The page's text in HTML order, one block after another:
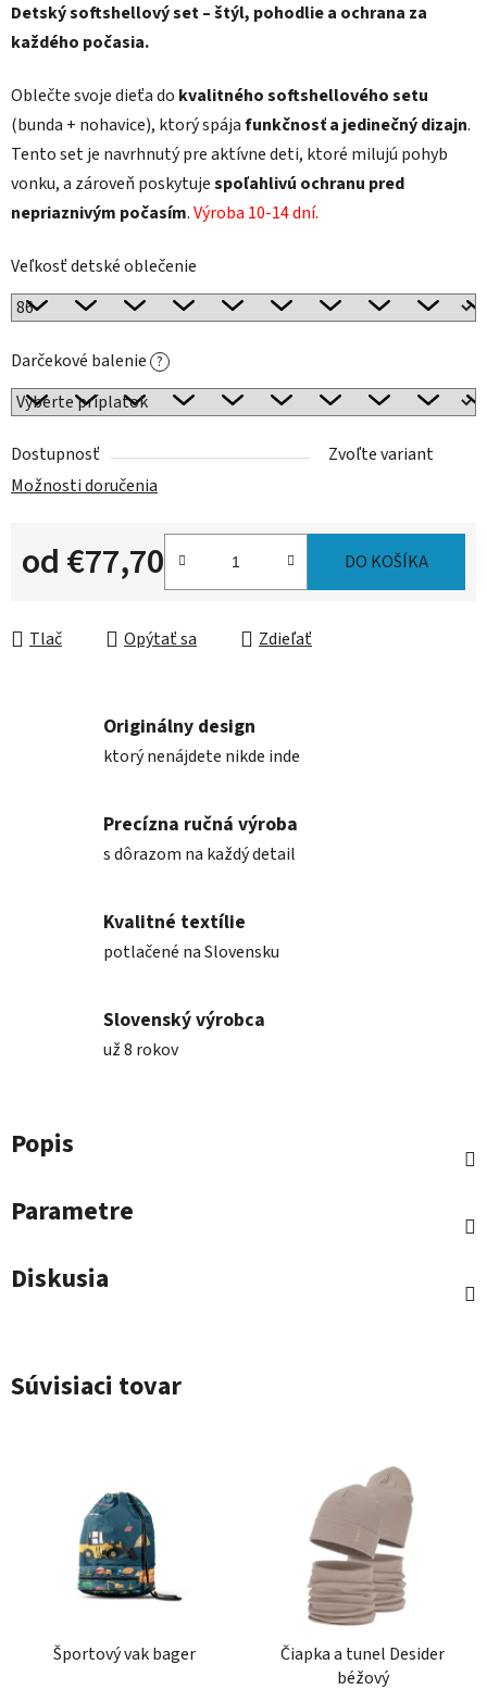
Detský softshellový set – štýl, pohodlie a ochrana za
každého počasia.
Oblečte svoje dieťa do kvalitného softshellového setu
(bunda + nohavice), ktorý spájafunkčnosť a jedinečný dizajn.
Tento set je navrhnutý pre aktívne deti, ktoré milujú pohyb
vonku, a zároveň poskytujespoľahlivú ochranu pred
nepriaznivým počasím.Výroba 10-14 dní.
Veľkosť detské oblečenie
Darčekové balenie ?
Dostupnosť
Zvoľte variant
Možnosti doručenia
od€77,70 DO KOŠÍKA
Tlač Opýtať sa Zdieľať
Originálny design
ktorý nenájdete nikde inde
Precízna ručná výroba
s dôrazom na každý detail
Kvalitné textílie
potlačené na Slovensku
Slovenský výrobca
už 8 rokov
Popis
Parametre
Diskusia
Súvisiaci tovar
Športový vak bager
Čiapka a tunel Desider
béžový